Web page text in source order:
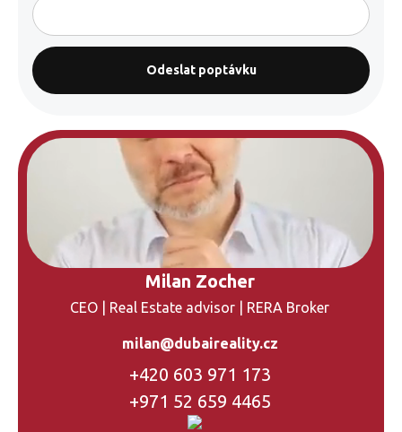
Milan Zocher
CEO | Real Estate advisor | RERA Broker
milan@dubaireality.cz
+420 603 971 173
+971 52 659 4465